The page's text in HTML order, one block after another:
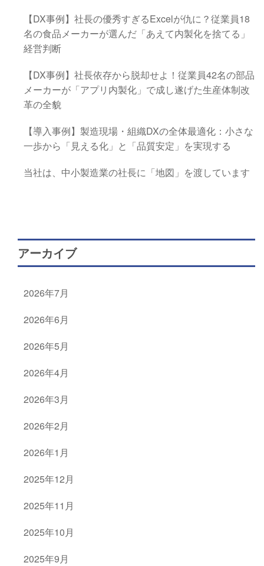
【DX事例】社長の優秀すぎるExcelが仇に？従業員18
名の食品メーカーが選んだ「あえて内製化を捨てる」
経営判断
【DX事例】社長依存から脱却せよ！従業員42名の部品
メーカーが「アプリ内製化」で成し遂げた生産体制改
革の全貌
【導入事例】製造現場・組織DXの全体最適化：小さな
一歩から「見える化」と「品質安定」を実現する
当社は、中小製造業の社長に「地図」を渡しています
アーカイブ
2026年7月
2026年6月
2026年5月
2026年4月
2026年3月
2026年2月
2026年1月
2025年12月
2025年11月
2025年10月
2025年9月